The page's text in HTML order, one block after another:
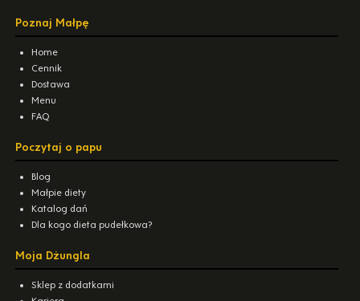
Poznaj Małpę
Home
Cennik
Dostawa
Menu
FAQ
Poczytaj o papu
Blog
Małpie diety
Katalog dań
Dla kogo dieta pudełkowa?
Moja Dżungla
Sklep z dodatkami